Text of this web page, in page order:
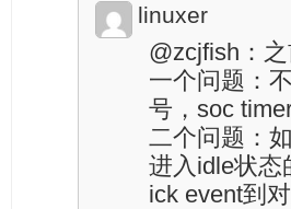
linuxer
@zcjfish：
一个问题：
号，soc
二个问题：
进入idle状态
ick event到